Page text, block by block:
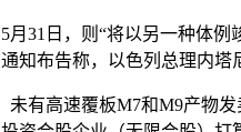
日，则“将以另一种体例
知布告称，以色列总理内
高速覆板M7和M9产物发